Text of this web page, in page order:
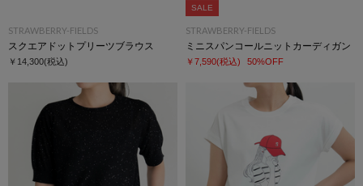
STRAWBERRY-FIELDS
スクエアドットプリーツブラウス
￥14,300(税込)
SALE
STRAWBERRY-FIELDS
ミニスパンコールニットカーディガン
￥7,590(税込) 50%OFF